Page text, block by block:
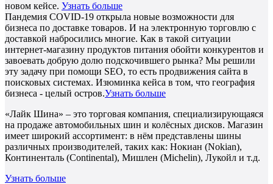
новом кейсе. Узнать больше
Пандемия COVID-19 открыла новые возможности для
бизнеса по доставке товаров. И на электронную торговлю с
доставкой набросились многие. Как в такой ситуации
интернет-магазину продуктов питания обойти конкурентов и
завоевать добрую долю подскочившего рынка? Мы решили
эту задачу при помощи SEO, то есть продвижения сайта в
поисковых системах. Изюминка кейса в том, что география
бизнеса - целый остров.Узнать больше
«Лайк Шина» – это торговая компания, специализирующаяся
на продаже автомобильных шин и колёсных дисков. Магазин
имеет широкий ассортимент: в нём представлены шины
различных производителей, таких как: Нокиан (Nokian),
Континенталь (Continental), Мишлен (Michelin), Лукойл и т.д.
Узнать больше